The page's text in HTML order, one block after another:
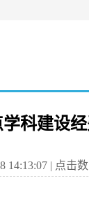
科建设
14:13:07 | 点击数